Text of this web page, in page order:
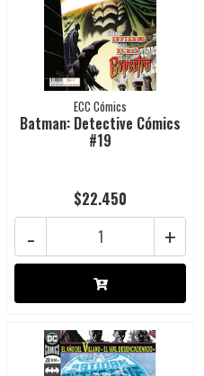
ECC Cómics
Batman: Detective Cómics
#19
$22.450
+
-